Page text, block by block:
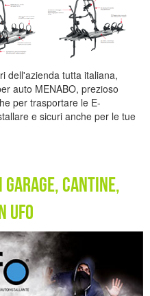
dell'azienda tutta italiana,
auto MENABO, prezioso
per trasportare le E-
e sicuri anche per le tue
cantine,